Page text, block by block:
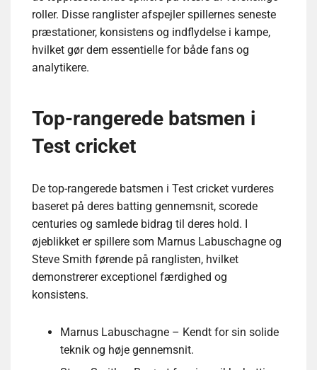
roller. Disse ranglister afspejler spillernes seneste
præstationer, konsistens og indflydelse i kampe,
hvilket gør dem essentielle for både fans og
analytikere.
Top-rangerede batsmen i
Test cricket
De top-rangerede batsmen i Test cricket vurderes
baseret på deres batting gennemsnit, scorede
centuries og samlede bidrag til deres hold. I
øjeblikket er spillere som Marnus Labuschagne og
Steve Smith førende på ranglisten, hvilket
demonstrerer exceptionel færdighed og
konsistens.
Marnus Labuschagne – Kendt for sin solide
teknik og høje gennemsnit.